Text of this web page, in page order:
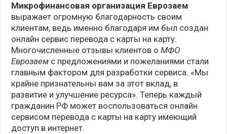
Микрофинансовая организация Еврозаем
выражает огромную благодарность своим
клиентам, ведь именно благодаря им был создан
онлайн сервис перевода с карты на карту.
Многочисленные отзывы клиентов оМФО
Еврозаем с предложениями и пожеланиями стали
главным фактором для разработки сервиса. «Мы
крайне признательны вам за этот вклад, в
развитие и улучшение ресурса». Теперь каждый
гражданин РФ может воспользоваться онлайн
сервисом перевода с карты на карту имеющий
доступ в интернет.